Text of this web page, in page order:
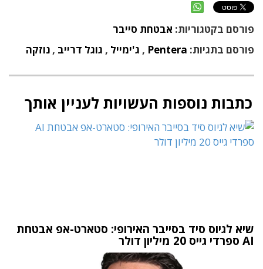
פורסם בקטגוריות: אבטחת סייבר
פורסם בתגיות: Pentera
, ג'ימייל , גוגל דרייב , נוזקה
כתבות נוספות העשויות לעניין אותך
שיא לגיוס סיד בסייבר האירופי: סטארט-אפ אבטחת
AI ספרדי גייס 20 מיליון דולר